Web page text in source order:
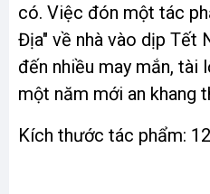
có. Việc đón một tác
Địa" về nhà vào dịp Tết
đến nhiều may mắn, tài
một năm mới an khang
Kích thước tác phẩm: